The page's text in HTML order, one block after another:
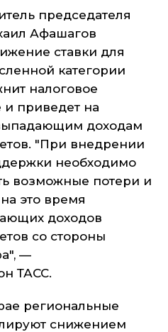
председателя
Афашагов
ставки для
категории
налоговое
приведет на
доходам
"При внедрении
необходимо
возможные потери и
это время
доходов
со стороны
—
ТАСС.
региональные
снижением